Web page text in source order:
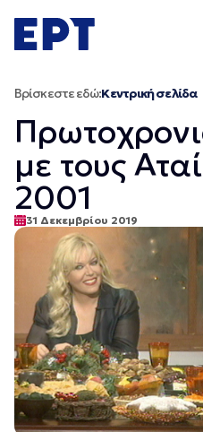
σε
περιεχόμενο
Βρίσκεστε εδώ:Κεντρική σελίδα
με τους
2001
31 Δεκεμβρίου 2019